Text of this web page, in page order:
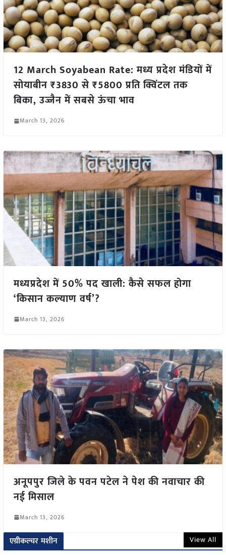
12 March Soyabean Rate: मध्य प्रदेश मंडियों में
सोयाबीन ₹3830 से ₹5800 प्रति क्विंटल तक
बिका, उज्जैन में सबसे ऊंचा भाव
March 13, 2026
मध्यप्रदेश में 50% पद खाली: कैसे सफल होगा
‘किसान कल्याण वर्ष’?
March 13, 2026
अनूपपुर जिले के पवन पटेल ने पेश की नवाचार की
नई मिसाल
March 13, 2026
एग्रीकल्चर मशीन View All